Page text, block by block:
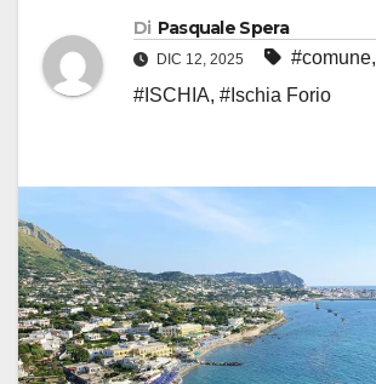
Di Pasquale Spera
DIC 12, 2025 #comune,
#ISCHIA, #Ischia Forio